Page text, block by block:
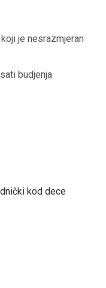
je nesrazmjeran
budjenja
kod dece